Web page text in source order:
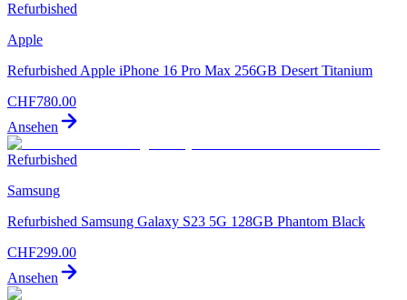
Refurbished
Apple
Refurbished Apple iPhone 16 Pro Max 256GB Desert Titanium
CHF780.00
Ansehen
Refurbished
Samsung
Refurbished Samsung Galaxy S23 5G 128GB Phantom Black
CHF299.00
Ansehen